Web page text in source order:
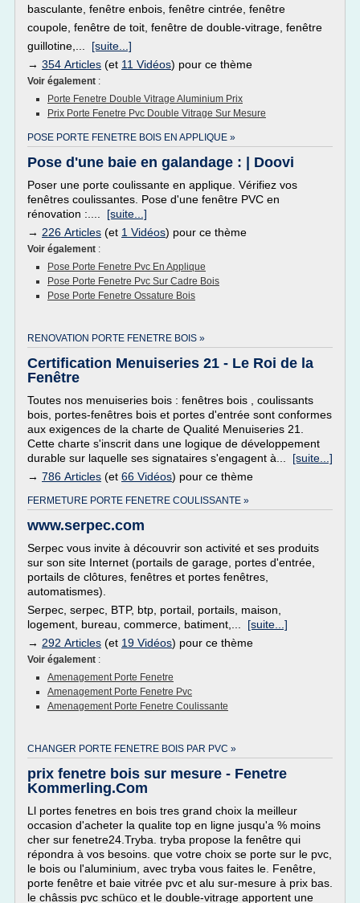
basculante, fenêtre enbois, fenêtre cintrée, fenêtre
coupole, fenêtre de toit, fenêtre de double-vitrage, fenêtre
guillotine,... [suite...]
→ 354 Articles (et 11 Vidéos) pour ce thème
Voir également :
Porte Fenetre Double Vitrage Aluminium Prix
Prix Porte Fenetre Pvc Double Vitrage Sur Mesure
POSE PORTE FENETRE BOIS EN APPLIQUE »
Pose d'une baie en galandage : | Doovi
Poser une porte coulissante en applique. Vérifiez vos
fenêtres coulissantes. Pose d'une fenêtre PVC en
rénovation :.... [suite...]
→ 226 Articles (et 1 Vidéos) pour ce thème
Voir également :
Pose Porte Fenetre Pvc En Applique
Pose Porte Fenetre Pvc Sur Cadre Bois
Pose Porte Fenetre Ossature Bois
RENOVATION PORTE FENETRE BOIS »
Certification Menuiseries 21 - Le Roi de la
Fenêtre
Toutes nos menuiseries bois : fenêtres bois , coulissants
bois, portes-fenêtres bois et portes d'entrée sont conformes
aux exigences de la charte de Qualité Menuiseries 21.
Cette charte s'inscrit dans une logique de développement
durable sur laquelle ses signataires s'engagent à... [suite...]
→ 786 Articles (et 66 Vidéos) pour ce thème
FERMETURE PORTE FENETRE COULISSANTE »
www.serpec.com
Serpec vous invite à découvrir son activité et ses produits
sur son site Internet (portails de garage, portes d'entrée,
portails de clôtures, fenêtres et portes fenêtres,
automatismes).
Serpec, serpec, BTP, btp, portail, portails, maison,
logement, bureau, commerce, batiment,... [suite...]
→ 292 Articles (et 19 Vidéos) pour ce thème
Voir également :
Amenagement Porte Fenetre
Amenagement Porte Fenetre Pvc
Amenagement Porte Fenetre Coulissante
CHANGER PORTE FENETRE BOIS PAR PVC »
prix fenetre bois sur mesure - Fenetre
Kommerling.Com
Ll portes fenetres en bois tres grand choix la meilleur
occasion d'acheter la qualite top en ligne jusqu'a % moins
cher sur fenetre24.Tryba. tryba propose la fenêtre qui
répondra à vos besoins. que votre choix se porte sur le pvc,
le bois ou l'aluminium, avec tryba vous faites le. Fenêtre,
porte fenêtre et baie vitrée pvc et alu sur-mesure à prix bas.
le châssis pvc schüco et le double-vitrage apportent une